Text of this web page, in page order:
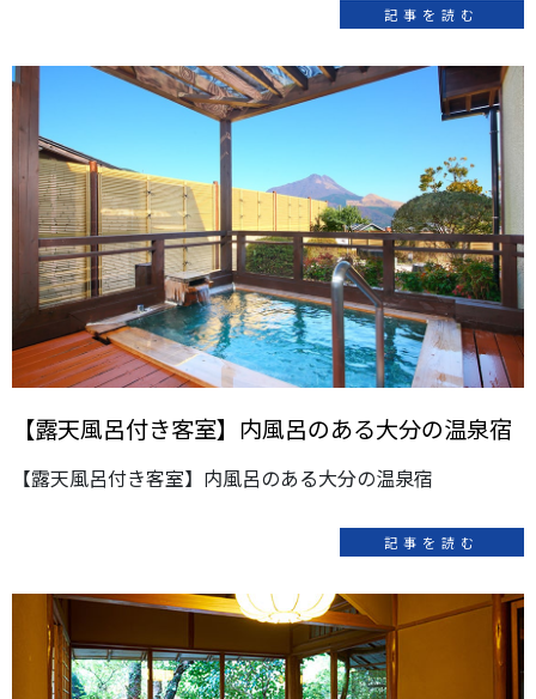
記事を読む
【露天風呂付き客室】内風呂のある大分の温泉宿
【露天風呂付き客室】内風呂のある大分の温泉宿
記事を読む